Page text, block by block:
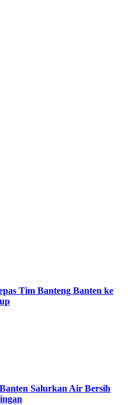
Tim Banteng Banten ke
Salurkan Air Bersih